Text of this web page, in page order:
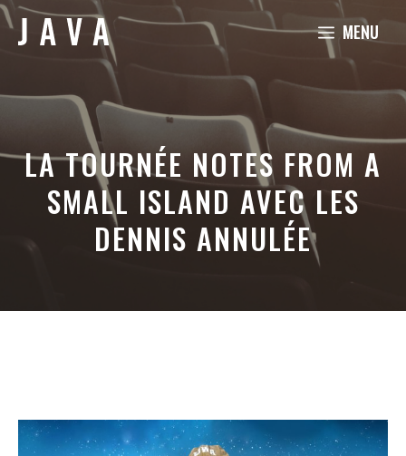
Aller
MENU
LA TOURNÉE NOTES FROM A
SMALL ISLAND AVEC LES
DENNIS ANNULÉE